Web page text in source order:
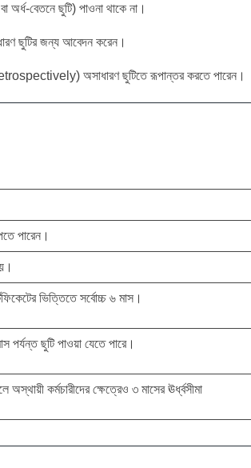
অর্ধ-বেতনে ছুটি) পাওনা থাকে না।
ছুটির জন্য আবেদন করেন।
অসাধারণ ছুটিতে রূপান্তর করতে পারেন।
পারেন।
ভিত্তিতে সর্বোচ্চ ৬ মাস।
পর্যন্ত ছুটি পাওয়া যেতে পারে।
অস্থায়ী কর্মচারীদের ক্ষেত্রেও ৩ মাসের ঊর্ধ্বসীমা